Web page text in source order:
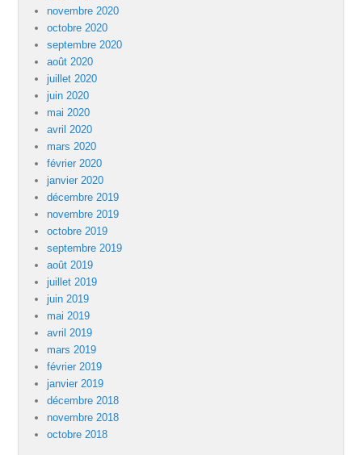
novembre 2020
octobre 2020
septembre 2020
août 2020
juillet 2020
juin 2020
mai 2020
avril 2020
mars 2020
février 2020
janvier 2020
décembre 2019
novembre 2019
octobre 2019
septembre 2019
août 2019
juillet 2019
juin 2019
mai 2019
avril 2019
mars 2019
février 2019
janvier 2019
décembre 2018
novembre 2018
octobre 2018